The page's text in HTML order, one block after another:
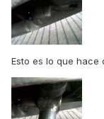
Esto es lo que hace